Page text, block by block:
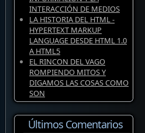
INTERACCIÓN DE MEDIOS
LA HISTORIA DEL HTML -
HYPERTEXT MARKUP
LANGUAGE DESDE HTML 1.0
A HTML5
EL RINCON DEL VAGO
ROMPIENDO MITOS Y
DIGAMOS LAS COSAS COMO
SON
Últimos Comentarios